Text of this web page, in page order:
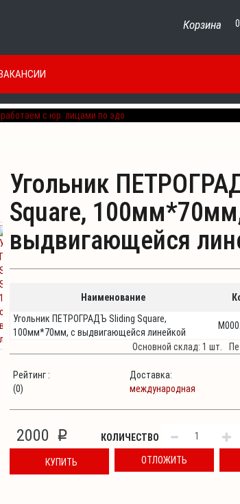
Корзина 0
Угольник
Square,
выдвигающейся
Наименование
Угольник ПЕТРОГРАДЪ Sliding Square,
100мм*70мм, с выдвигающейся линейкой
Основной склад: 1 шт.
Рейтинг :
(0)
Доставка:
международная
2000 p КОЛИЧЕСТВО
КУПИТЬ ОТЛОЖИТЬ